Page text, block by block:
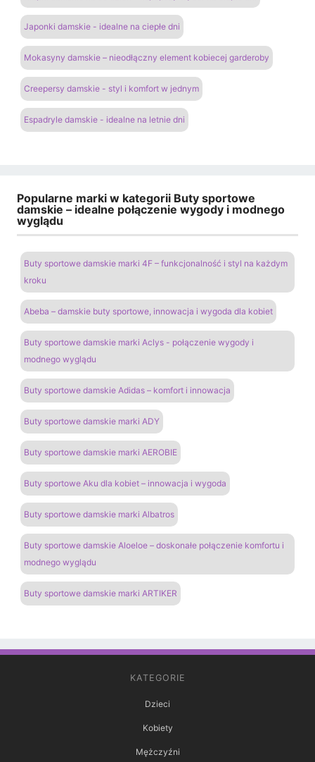
Japonki damskie - idealne na ciepłe dni
Mokasyny damskie – nieodłączny element kobiecej garderoby
Creepersy damskie - styl i komfort w jednym
Espadryle damskie - idealne na letnie dni
Popularne marki w kategorii Buty sportowe
damskie – idealne połączenie wygody i modnego
wyglądu
Buty sportowe damskie marki 4F – funkcjonalność i styl na każdym
kroku
Abeba – damskie buty sportowe, innowacja i wygoda dla kobiet
Buty sportowe damskie marki Aclys - połączenie wygody i
modnego wyglądu
Buty sportowe damskie Adidas – komfort i innowacja
Buty sportowe damskie marki ADY
Buty sportowe damskie marki AEROBIE
Buty sportowe Aku dla kobiet – innowacja i wygoda
Buty sportowe damskie marki Albatros
Buty sportowe damskie Aloeloe – doskonałe połączenie komfortu i
modnego wyglądu
Buty sportowe damskie marki ARTIKER
KATEGORIE
Dzieci
Kobiety
Mężczyźni